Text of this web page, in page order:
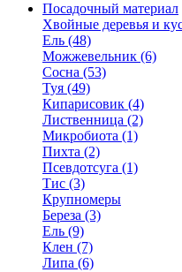
Посадочный материал
Хвойные деревья и
Ель (48)
Можжевельник (6)
Сосна (53)
Туя (49)
Кипарисовик (4)
Лиственница (2)
Микробиота (1)
Пихта (2)
Псевдотсуга (1)
Тис (3)
Крупномеры
Береза (3)
Ель (9)
Клен (7)
Липа (6)